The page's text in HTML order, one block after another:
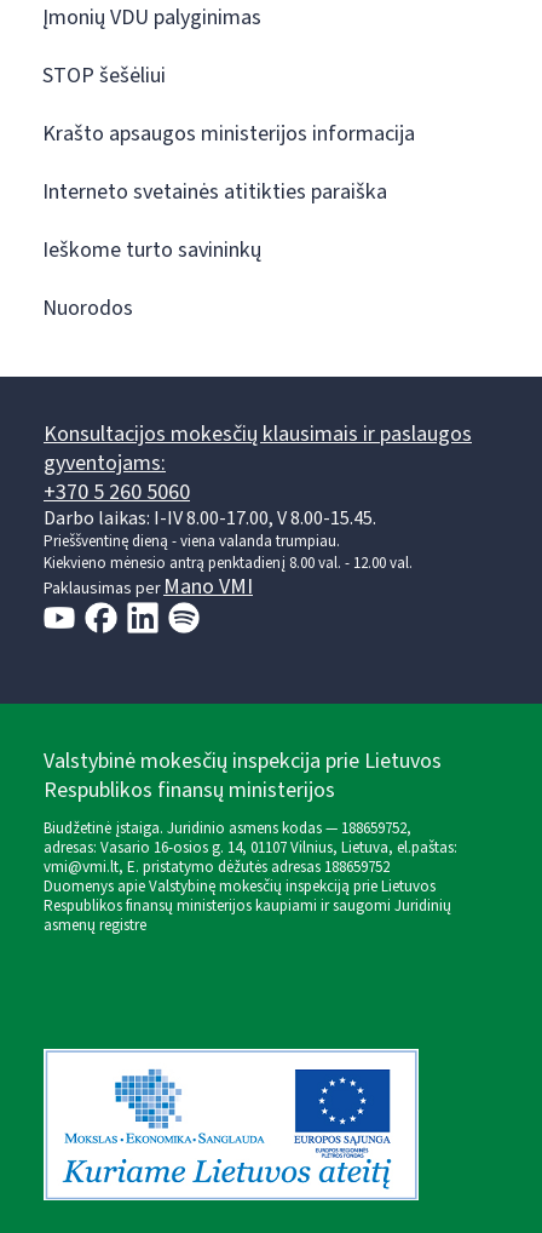
Įmonių VDU palyginimas
STOP šešėliui
Krašto apsaugos ministerijos informacija
Interneto svetainės atitikties paraiška
Ieškome turto savininkų
Nuorodos
Konsultacijos mokesčių klausimais ir paslaugos
gyventojams:
+370 5 260 5060
Darbo laikas: I-IV 8.00-17.00, V 8.00-15.45.
Prieššventinę dieną - viena valanda trumpiau.
Kiekvieno mėnesio antrą penktadienį 8.00 val. - 12.00 val.
Paklausimas per Mano VMI
Valstybinė mokesčių inspekcija prie Lietuvos
Respublikos finansų ministerijos
Biudžetinė įstaiga. Juridinio asmens kodas — 188659752,
adresas: Vasario 16-osios g. 14, 01107 Vilnius, Lietuva, el.paštas:
vmi@vmi.lt, E. pristatymo dėžutės adresas 188659752
Duomenys apie Valstybinę mokesčių inspekciją prie Lietuvos
Respublikos finansų ministerijos kaupiami ir saugomi Juridinių
asmenų registre